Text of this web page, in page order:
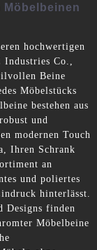
hochwertigen
Co.,
Beine
Möbelstücks
bestehen aus
und
modernen Touch
Ihren Schrank
an
und poliertes
hinterlässt.
Designs finden
Möbelbeine